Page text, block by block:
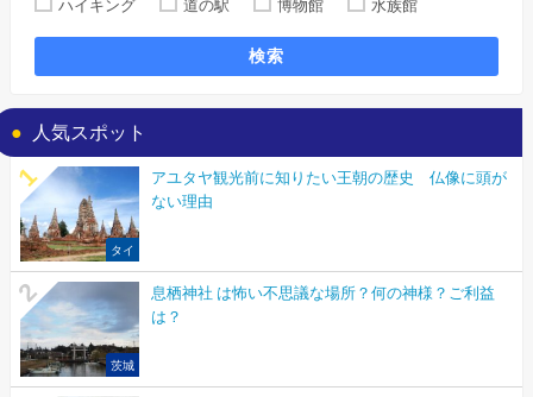
ハイキング
道の駅 博物館 水族館
検索
人気スポット
タイ
アユタヤ観光前に知りたい王朝の歴史 仏像に頭が
ない理由
茨城
息栖神社 は怖い不思議な場所？何の神様？ご利益
は？